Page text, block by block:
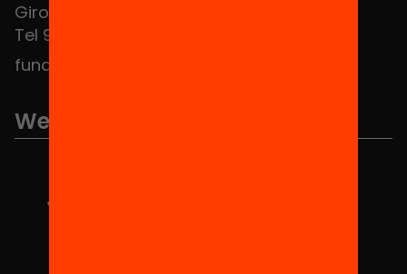
Girona 34, interior 08010 Barcelona
Tel 934 588 700
fundacio@equitat.org
We are part of...